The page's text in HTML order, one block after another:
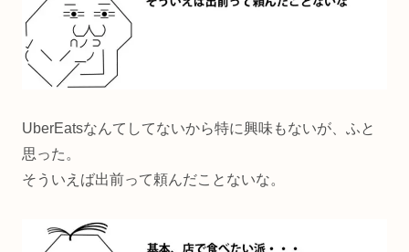
UberEatsなんてしてないから特に興味もないが、ふと
思った。
そういえば出前って頼んだことないな。